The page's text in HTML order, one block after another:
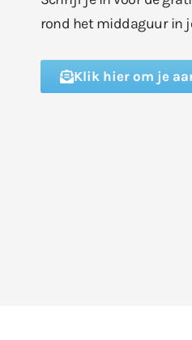
rond het middaguur in
Klik hier om je